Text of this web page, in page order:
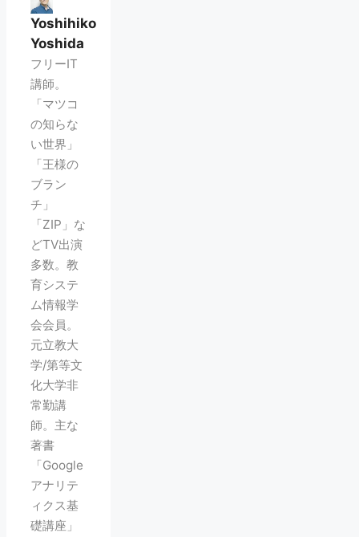
Yoshihiko
Yoshida
フリーIT
講師。
「マツコ
の知らな
い世界」
「王様の
ブラン
チ」
「ZIP」な
どTV出演
多数。教
育システ
ム情報学
会会員。
元立教大
学/第等文
化大学非
常勤講
師。主な
著書
「Google
アナリテ
ィクス基
礎講座」